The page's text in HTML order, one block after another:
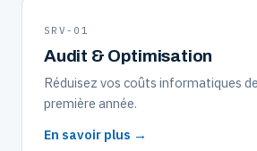
SRV-01
Audit & Optimisation
Réduisez vos coûts informatiques
première année.
En savoir plus →